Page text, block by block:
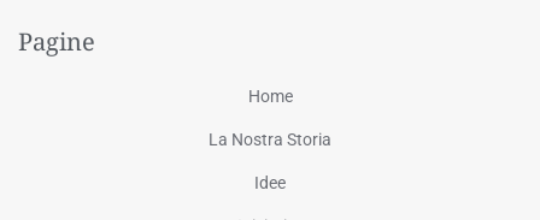
Pagine
Home
La Nostra Storia
Idee